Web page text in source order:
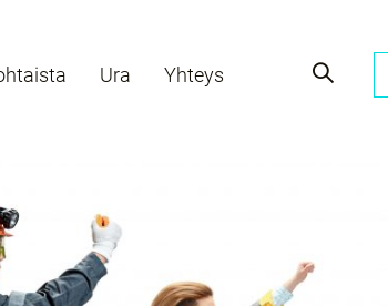
Ura Yhteys